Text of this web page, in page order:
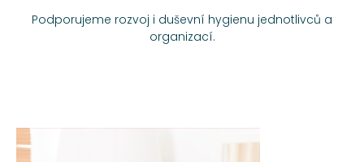
Podporujeme rozvoj i duševní hygienu jednotlivců a
organizací.